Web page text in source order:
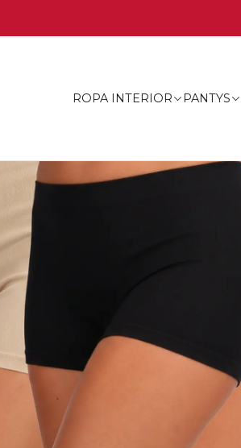
ROPA INTERIOR PANTYS